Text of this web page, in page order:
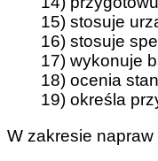
15) stosuje
16) stosuje
17) wykonuje
18) ocenia
19) określa
W zakresie napraw